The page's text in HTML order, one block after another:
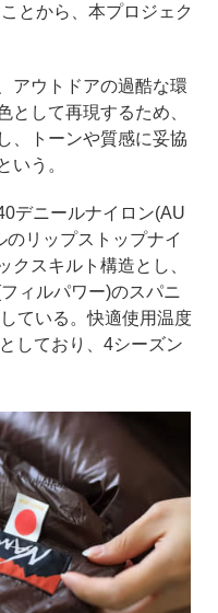
とから、本プロジェク
アウトドアの過酷な環
として再現するため、
、トーンや質感に妥協
いう。
デニールナイロン(AU
リップストップナイ
クスキルト構造とし、
ィルパワー)のスパニ
ている。快適使用温度
しており、4シーズン